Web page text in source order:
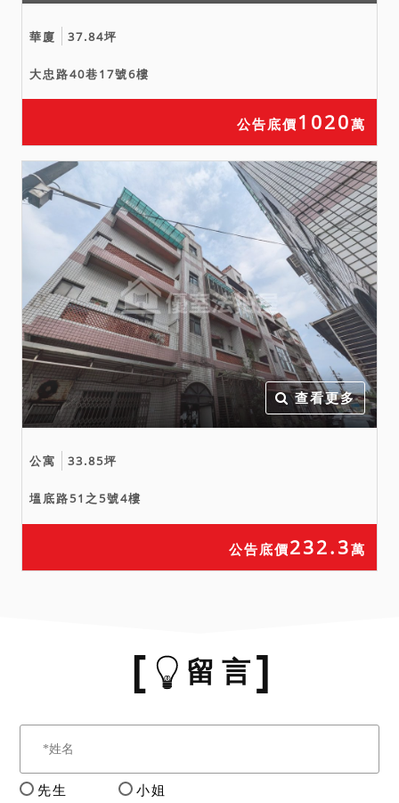
華廈 37.84坪
大忠路40巷17號6樓
公告底價 1020萬
查看更多
公寓 33.85坪
塭底路51之5號4樓
公告底價232.3萬
留 言
先生 小姐